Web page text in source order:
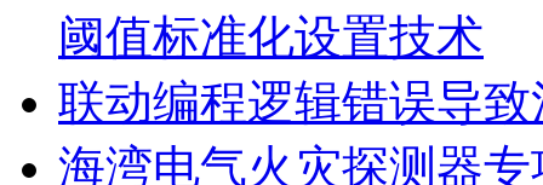
阈值标准化设置技术
联动编程逻辑错误导
海湾电气火灾探测器